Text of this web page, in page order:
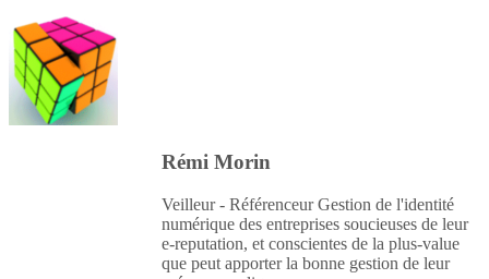
Rémi Morin
Veilleur - Référenceur Gestion de l'identité
numérique des entreprises soucieuses de leur
e-reputation, et conscientes de la plus-value
que peut apporter la bonne gestion de leur